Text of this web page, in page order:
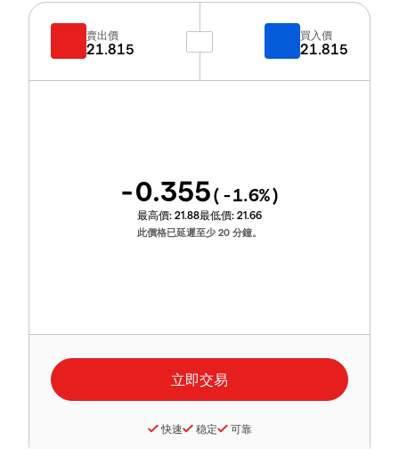
賣出價
21.815
買入價
21.815
-0.355( -1.6%)
最高價: 21.88最低價: 21.66
此價格已延遲至少 20 分鐘。
快速 稳定 可靠